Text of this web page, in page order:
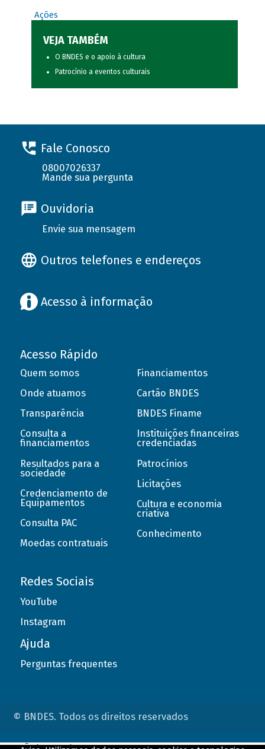
Ações
VEJA TAMBÉM
O BNDES e o apoio à cultura
Patrocínio a eventos culturais
Fale Conosco
08007026337
Mande sua pergunta
Ouvidoria
Envie sua mensagem
Outros telefones e endereços
Acesso à informação
Acesso Rápido
Quem somos
Onde atuamos
Transparência
Consulta a
financiamentos
Resultados para a
sociedade
Credenciamento de
Equipamentos
Consulta PAC
Moedas contratuais
Financiamentos
Cartão BNDES
BNDES Finame
Instituições financeiras
credenciadas
Patrocínios
Licitações
Cultura e economia
criativa
Conhecimento
Redes Sociais
YouTube
Instagram
Ajuda
Perguntas frequentes
© BNDES. Todos os direitos reservados